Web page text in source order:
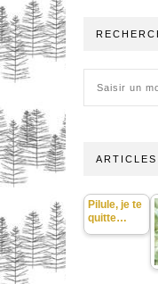
Pilule, je te
quitte…